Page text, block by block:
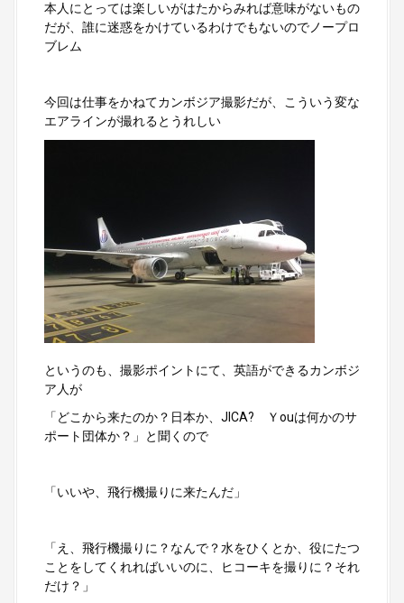
本人にとっては楽しいがはたからみれば意味がないもの
だが、誰に迷惑をかけているわけでもないのでノープロ
ブレム
今回は仕事をかねてカンボジア撮影だが、こういう変な
エアラインが撮れるとうれしい
というのも、撮影ポイントにて、英語ができるカンボジ
ア人が
「どこから来たのか？日本か、JICA? Ｙouは何かのサ
ポート団体か？」と聞くので
「いいや、飛行機撮りに来たんだ」
「え、飛行機撮りに？なんで？水をひくとか、役にたつ
ことをしてくれればいいのに、ヒコーキを撮りに？それ
だけ？」